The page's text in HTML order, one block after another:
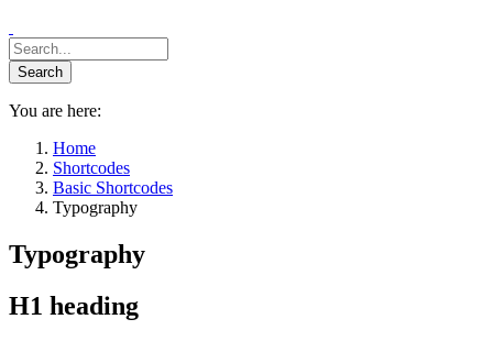
You are here:
Home
Shortcodes
Basic Shortcodes
Typography
Typography
H1 heading